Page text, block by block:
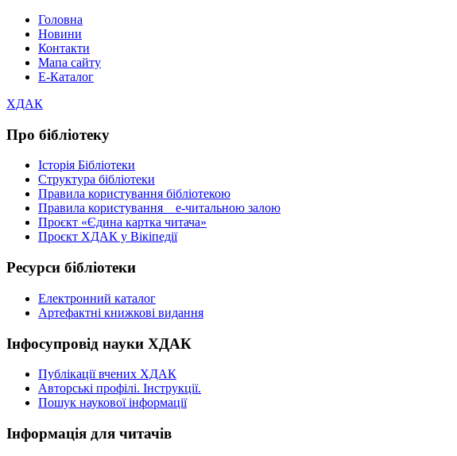
Головна
Новини
Контакти
Мапа сайту
Е-Каталог
ХДАК
Про бібліотеку
Історія Бібліотеки
Структура бібліотеки
Правила користування бібліотекою
Правила користування е-читальною залою
Проєкт «Єдина картка читача»
Проєкт ХДАК у Вікіпедії
Ресурси бібліотеки
Електронний каталог
Артефактні книжкові видання
Інфосупровід науки ХДАК
Публікації вчених ХДАК
Авторські профілі. Інструкції.
Пошук наукової інформації
Інформація для читачів